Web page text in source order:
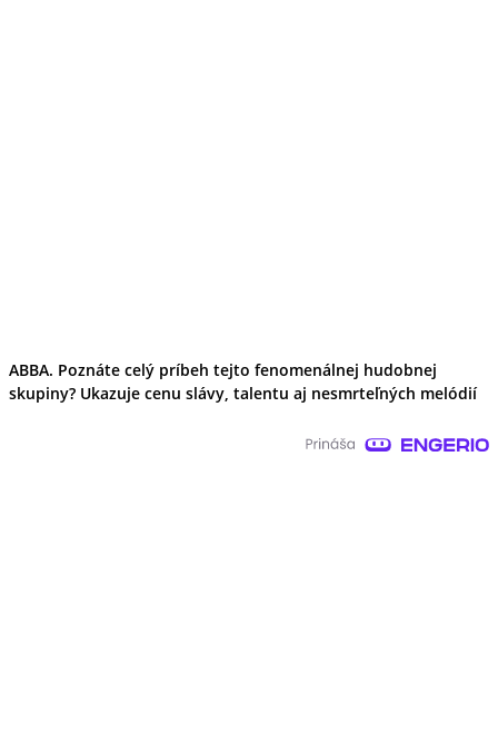
ABBA. Poznáte celý príbeh tejto fenomenálnej hudobnej
skupiny? Ukazuje cenu slávy, talentu aj nesmrteľných melódií